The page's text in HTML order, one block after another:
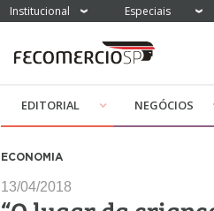
Institucional Especiais
EDITORIAL NEGÓCIOS
ECONOMIA
13/04/2018